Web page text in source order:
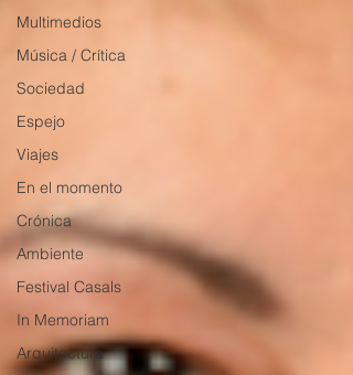
Multimedios
Música / Crítica
Sociedad
Espejo
Viajes
En el momento
Crónica
Ambiente
Festival Casals
In Memoriam
Arquitectura